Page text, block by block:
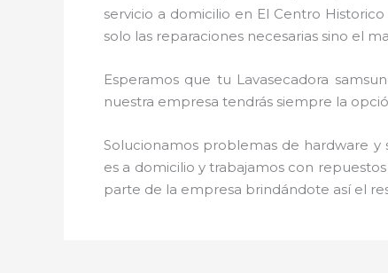
servicio a domicilio en El Centro
solo las reparaciones necesarias sino el
Esperamos que tu Lavasecadora
nuestra empresa tendrás siempre la
Solucionamos problemas de hardware
es a domicilio y trabajamos con
parte de la empresa brindándote así el